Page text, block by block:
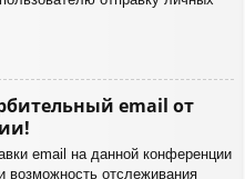
email от
email на данной конференции
возможность отслеживания